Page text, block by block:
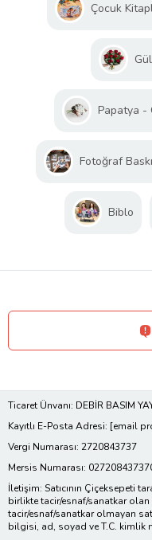
Çocuk
Papatya -
Fotoğraf Baskı
Biblo
Ticaret Ünvanı: DEBİR BASIM
Kayıtlı E-Posta Adresi: [email
Vergi Numarası: 2720843737
Mersis Numarası:
İletişim: Satıcının Çiçeksepeti
birlikte tacir/esnaf/sanatkar olan
tacir/esnaf/sanatkar olmayan
bilgisi, ad, soyad ve T.C. kimlik